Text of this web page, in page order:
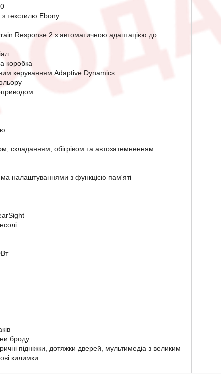
з текстилю Ebony
Response 2 з автоматичною адаптацією до
коробка
керуванням Adaptive Dynamics
складанням, обігрівом та автозатемненням
налаштуваннями з функцією пам'яті
броду
підніжки, дотяжки дверей, мультимедіа з великим
килимки